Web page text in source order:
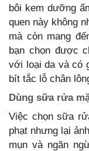
bôi kem dưỡng
quen này không
mà còn mang
bạn chọn được
với loại da và có
bít tắc lỗ chân
Dùng sữa rửa
Việc chọn sữa
phạt nhưng lại
mụn và ngăn